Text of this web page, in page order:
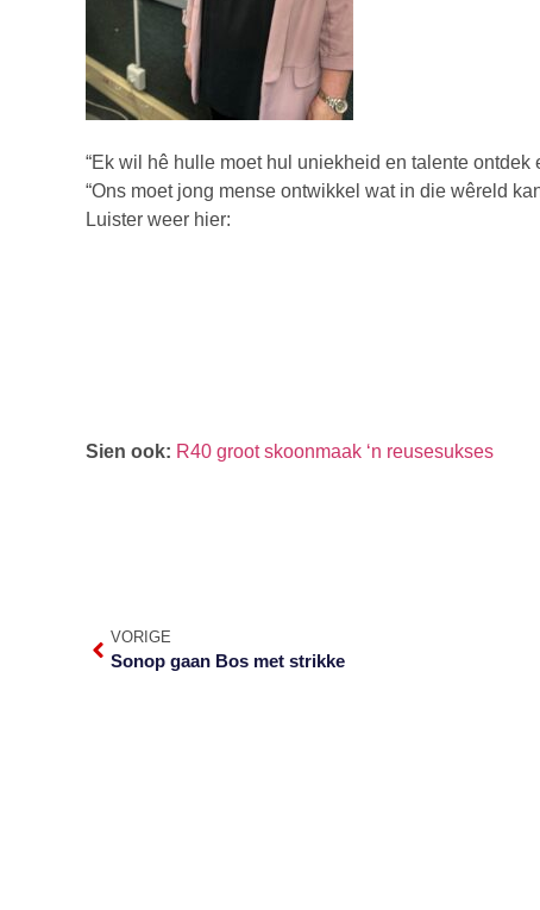
“Ek wil hê hulle moet hul uniekheid en talente ontdek
“Ons moet jong mense ontwikkel wat in die wêreld
Luister weer hier:
Sien ook: R40 groot skoonmaak ‘n reusesukses
VORIGE
Sonop gaan Bos met strikke